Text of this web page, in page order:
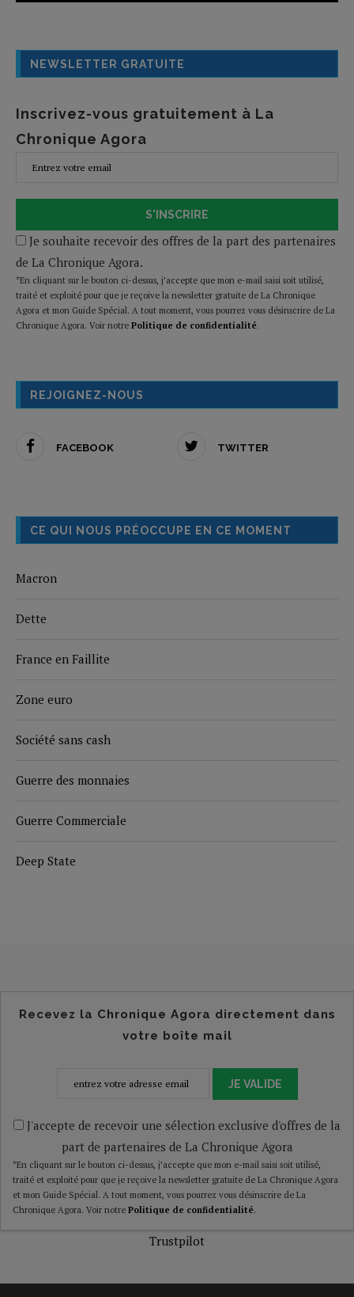
NEWSLETTER GRATUITE
Inscrivez-vous gratuitement à La
Chronique Agora
S'INSCRIRE
Je souhaite recevoir des offres de la part des partenaires
de La Chronique Agora.
*En cliquant sur le bouton ci-dessus, j’accepte que mon e-mail saisi soit utilisé,
traité et exploité pour que je reçoive la newsletter gratuite de La Chronique
Agora et mon Guide Spécial. A tout moment, vous pourrez vous désinscrire de La
Chronique Agora. Voir notre Politique de confidentialité.
REJOIGNEZ-NOUS
FACEBOOK TWITTER
CE QUI NOUS PRÉOCCUPE EN CE MOMENT
Macron
Dette
France en Faillite
Zone euro
Société sans cash
Guerre des monnaies
Guerre Commerciale
Deep State
Recevez la Chronique Agora directement dans
votre boîte mail
JE VALIDE
J'accepte de recevoir une sélection exclusive d'offres de la
part de partenaires de La Chronique Agora
*En cliquant sur le bouton ci-dessus, j’accepte que mon e-mail saisi soit utilisé,
traité et exploité pour que je reçoive la newsletter gratuite de La Chronique Agora
et mon Guide Spécial. A tout moment, vous pourrez vous désinscrire de La
Chronique Agora. Voir notre Politique de confidentialité.
Trustpilot